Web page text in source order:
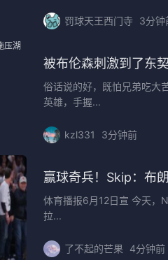
罚球天王西门寺 3分钟
被布伦森刺激到了东
俗话说的好，既怕兄弟吃大
英雄，手握...
kzl331 3分钟前
赢球奇兵！Skip：布
体育播报6月12日宣 今天，
拉...
了不起的芒果 4分钟前